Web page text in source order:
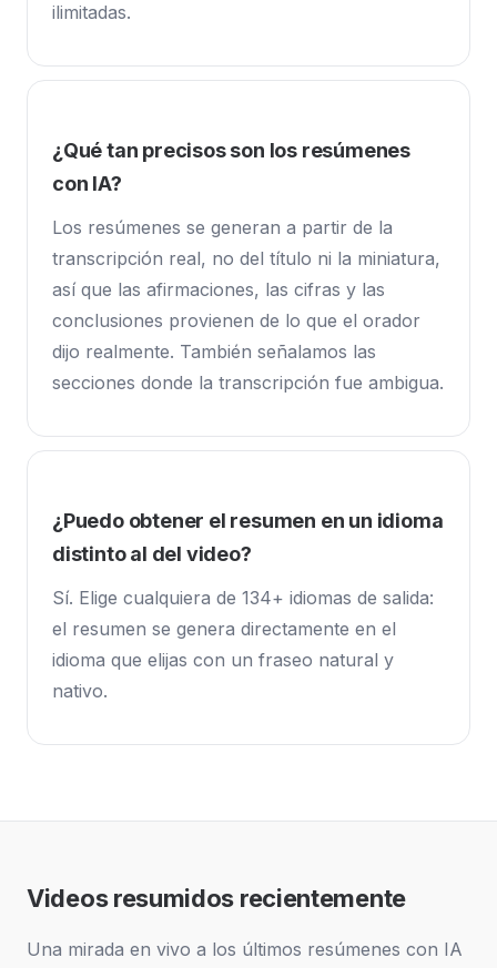
ilimitadas.
¿Qué tan precisos son los resúmenes
con IA?
Los resúmenes se generan a partir de la
transcripción real, no del título ni la miniatura,
así que las afirmaciones, las cifras y las
conclusiones provienen de lo que el orador
dijo realmente. También señalamos las
secciones donde la transcripción fue ambigua.
¿Puedo obtener el resumen en un idioma
distinto al del video?
Sí. Elige cualquiera de 134+ idiomas de salida:
el resumen se genera directamente en el
idioma que elijas con un fraseo natural y
nativo.
Videos resumidos recientemente
Una mirada en vivo a los últimos resúmenes con IA